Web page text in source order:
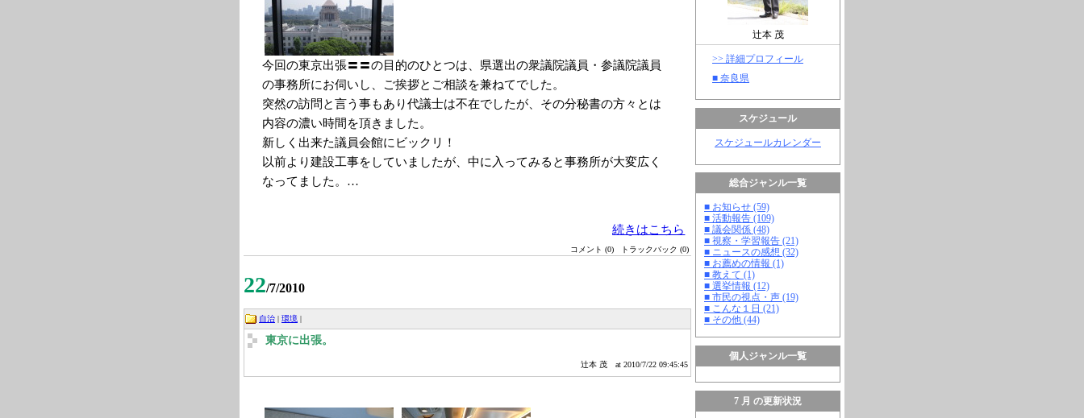
辻本 茂
>> 詳細プロフィール
■ 奈良県
スケジュール
スケジュールカレンダー
総合ジャンル一覧
■ お知らせ (59)
■ 活動報告 (109)
■ 議会関係 (48)
■ 視察・学習報告 (21)
■ ニュースの感想 (32)
■ お薦めの情報 (1)
■ 教えて (1)
■ 選挙情報 (12)
■ 市民の視点・声 (19)
■ こんな１日 (21)
■ その他 (44)
個人ジャンル一覧
7 月 の更新状況
今回の東京出張〓〓の目的のひとつは、県選出の衆議院議員・参議院議員
の事務所にお伺いし、ご挨拶とご相談を兼ねてでした。
突然の訪問と言う事もあり代議士は不在でしたが、その分秘書の方々とは
内容の濃い時間を頂きました。
新しく出来た議員会館にビックリ！
以前より建設工事をしていましたが、中に入ってみると事務所が大変広く
なってました。…
続きはこちら
コメント (0) トラックバック (0)
22/7/2010
自治 環境
東京に出張。
辻本 茂 at 2010/7/22 09:45:45